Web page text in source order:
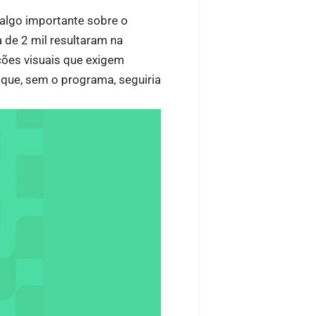
importante sobre o
de 2 mil resultaram na
visuais que exigem
sem o programa, seguiria